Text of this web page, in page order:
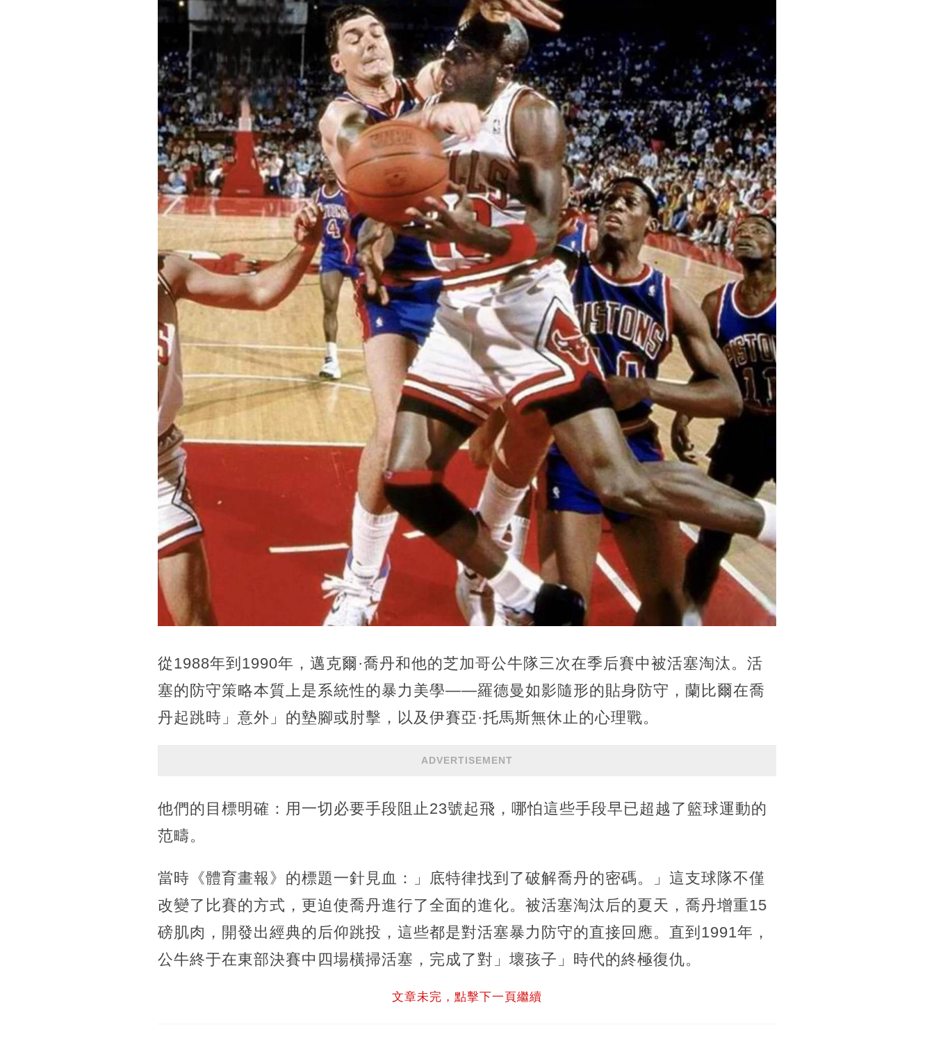
從1988年到1990年，邁克爾·喬丹和他的芝加哥公牛隊三次在季后賽中被活塞淘汰。活
塞的防守策略本質上是系統性的暴力美學——羅德曼如影隨形的貼身防守，蘭比爾在喬
丹起跳時」意外」的墊腳或肘擊，以及伊賽亞·托馬斯無休止的心理戰。
ADVERTISEMENT
他們的目標明確：用一切必要手段阻止23號起飛，哪怕這些手段早已超越了籃球運動的
范疇。
當時《體育畫報》的標題一針見血：」底特律找到了破解喬丹的密碼。」這支球隊不僅
改變了比賽的方式，更迫使喬丹進行了全面的進化。被活塞淘汰后的夏天，喬丹增重15
磅肌肉，開發出經典的后仰跳投，這些都是對活塞暴力防守的直接回應。直到1991年，
公牛終于在東部決賽中四場橫掃活塞，完成了對」壞孩子」時代的終極復仇。
文章未完，點擊下一頁繼續